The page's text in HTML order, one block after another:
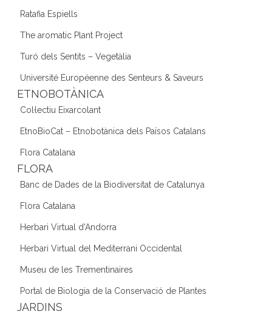
Ratafia Espiells
The aromatic Plant Project
Turó dels Sentits – Vegetàlia
Université Européenne des Senteurs & Saveurs
ETNOBOTÀNICA
Col·lectiu Eixarcolant
EtnoBioCat – Etnobotànica dels Països Catalans
Flora Catalana
FLORA
Banc de Dades de la Biodiversitat de Catalunya
Flora Catalana
Herbari Virtual d'Andorra
Herbari Virtual del Mediterrani Occidental
Museu de les Trementinaires
Portal de Biologia de la Conservació de Plantes
JARDINS